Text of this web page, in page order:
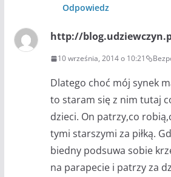
Odpowiedz
http://
10 września, 2014 o 10:21
Dlatego choć mój synek
to staram się z nim tutaj
dzieci. On patrzy,co
tymi starszymi za piłką.
biedny podsuwa sobie
na parapecie i patrzy za